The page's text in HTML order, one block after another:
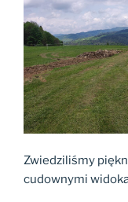
Zwiedziliśmy
cudownymi